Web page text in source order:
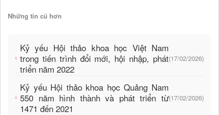
Những tin cũ hơn
Kỷ yếu Hội thảo khoa học Việt Nam
trong tiến trình đổi mới, hội nhập, phát
triển năm 2022
(17/02/2026)
Kỷ yếu Hội thảo khoa học Quảng Nam
550 năm hình thành và phát triển từ
1471 đến 2021
(17/02/2026)